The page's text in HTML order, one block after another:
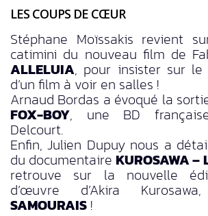
LES COUPS DE CŒUR
Stéphane Moïssakis revient
catimini du nouveau film de
ALLELUIA, pour insister sur le
d’un film à voir en salles !
Arnaud Bordas a évoqué la
FOX-BOY, une BD
Delcourt.
Enfin, Julien Dupuy nous a
du documentaireKUROSAWA –
retrouve sur la nouvelle
d’œuvre d’Akira
SAMOURAIS !